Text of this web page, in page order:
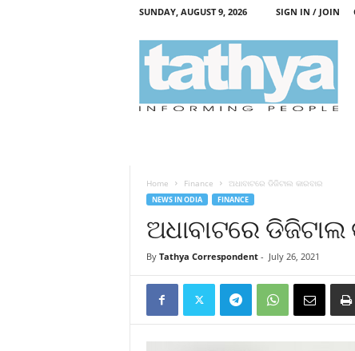
SUNDAY, AUGUST 9, 2026 SIGN IN / JOIN
Home Finance ଅଧାବାଟରେ ଡିଜିଟାଲ କାରବାର
NEWS IN ODIA FINANCE
ଅଧାବାଟରେ ଡିଜିଟାଲ
By Tathya Correspondent- July 26, 2021